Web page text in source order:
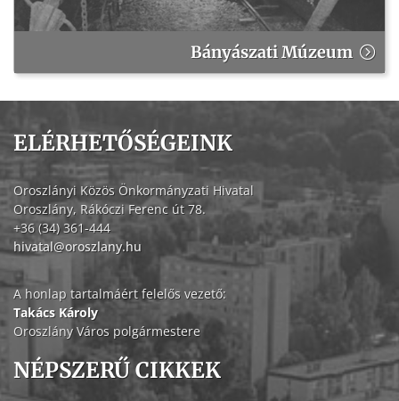
Bányászati Múzeum
ELÉRHETŐSÉGEINK
Oroszlányi Közös Önkormányzati Hivatal
Oroszlány, Rákóczi Ferenc út 78.
+36 (34) 361-444
hivatal@oroszlany.hu
A honlap tartalmáért felelős vezető:
Takács Károly
Oroszlány Város polgármestere
NÉPSZERŰ CIKKEK